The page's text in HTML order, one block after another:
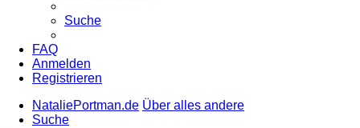
Suche
FAQ
Anmelden
Registrieren
NataliePortman.de Über alles andere
Suche